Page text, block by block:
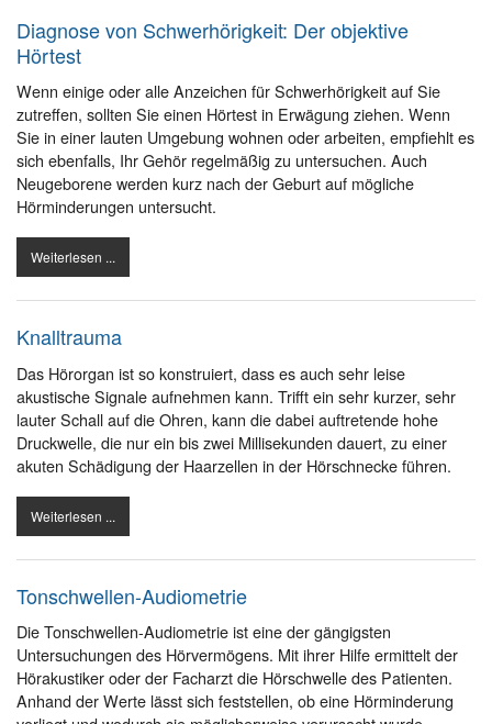
Diagnose von Schwerhörigkeit: Der objektive
Hörtest
Wenn einige oder alle Anzeichen für Schwerhörigkeit auf Sie
zutreffen, sollten Sie einen Hörtest in Erwägung ziehen. Wenn
Sie in einer lauten Umgebung wohnen oder arbeiten, empfiehlt es
sich ebenfalls, Ihr Gehör regelmäßig zu untersuchen. Auch
Neugeborene werden kurz nach der Geburt auf mögliche
Hörminderungen untersucht.
Weiterlesen ...
Knalltrauma
Das Hörorgan ist so konstruiert, dass es auch sehr leise
akustische Signale aufnehmen kann. Trifft ein sehr kurzer, sehr
lauter Schall auf die Ohren, kann die dabei auftretende hohe
Druckwelle, die nur ein bis zwei Millisekunden dauert, zu einer
akuten Schädigung der Haarzellen in der Hörschnecke führen.
Weiterlesen ...
Tonschwellen-Audiometrie
Die Tonschwellen-Audiometrie ist eine der gängigsten
Untersuchungen des Hörvermögens. Mit ihrer Hilfe ermittelt der
Hörakustiker oder der Facharzt die Hörschwelle des Patienten.
Anhand der Werte lässt sich feststellen, ob eine Hörminderung